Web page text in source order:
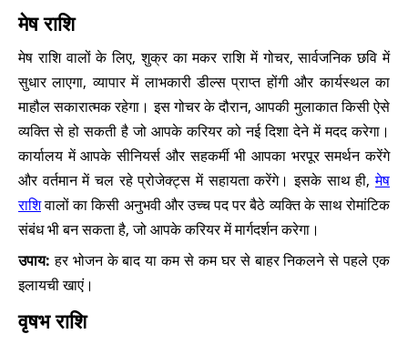
मेष राशि
मेष राशि वालों के लिए, शुक्र का मकर राशि में गोचर, सार्वजनिक छवि में
सुधार लाएगा, व्यापार में लाभकारी डील्स प्राप्त होंगी और कार्यस्थल का
माहौल सकारात्मक रहेगा। इस गोचर के दौरान, आपकी मुलाकात किसी ऐसे
व्यक्ति से हो सकती है जो आपके करियर को नई दिशा देने में मदद करेगा।
कार्यालय में आपके सीनियर्स और सहकर्मी भी आपका भरपूर समर्थन करेंगे
और वर्तमान में चल रहे प्रोजेक्ट्स में सहायता करेंगे। इसके साथ ही,मेष
राशिवालों का किसी अनुभवी और उच्च पद पर बैठे व्यक्ति के साथ रोमांटिक
संबंध भी बन सकता है, जो आपके करियर में मार्गदर्शन करेगा।
उपाय: हर भोजन के बाद या कम से कम घर से बाहर निकलने से पहले एक
इलायची खाएं।
वृषभ राशि